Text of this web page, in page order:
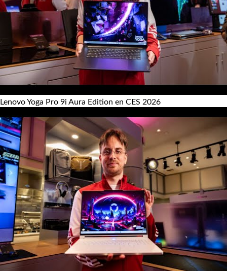
Lenovo Yoga Pro 9i Aura Edition en CES 2026